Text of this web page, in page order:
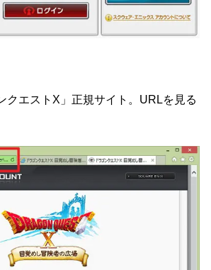
クエストX」正規サイト。URLを見る